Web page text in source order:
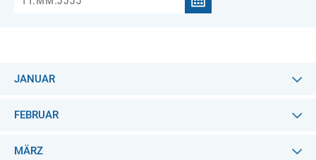
JANUAR
FEBRUAR
MÄRZ